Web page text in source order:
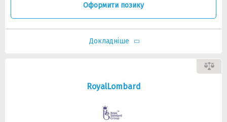
Оформити позику
Докладніше
RoyalLombard